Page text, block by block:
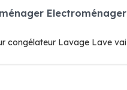
congélateur Lavage Lave